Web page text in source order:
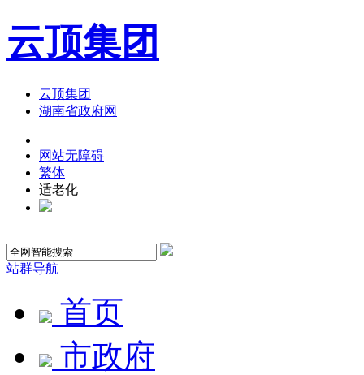
云顶集团
云顶集团
湖南省政府网
网站无障碍
繁体
适老化
站群导航
首页
市政府